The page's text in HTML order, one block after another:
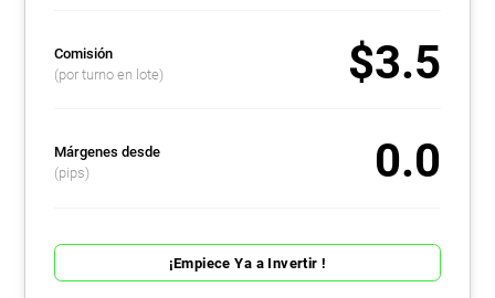
Comisión
(por turno en lote)
$3.5
Márgenes desde
(pips)
0.0
¡Empiece Ya a Invertir !